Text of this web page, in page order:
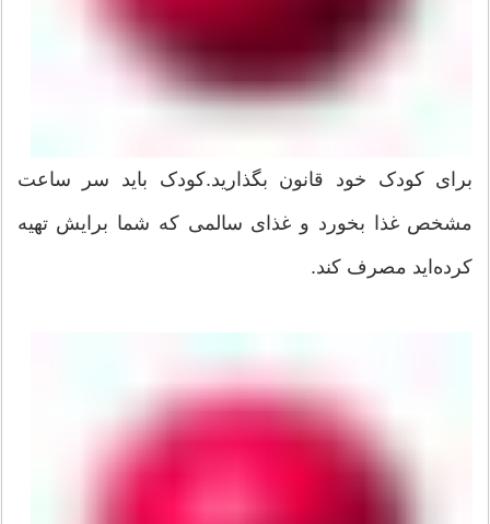
برای کودک خود قانون بگذارید.کودک باید سر ساعت
مشخص غذا بخورد و غذای سالمی که شما برایش تهیه
کرده‌اید مصرف کند.